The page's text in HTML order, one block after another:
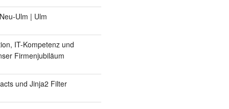
"VBoxInternal/Devices/VMMDev/0/Config/
Ulm | Ulm
IT-Kompetenz und
Firmenjubiläum
und Jinja2 Filter